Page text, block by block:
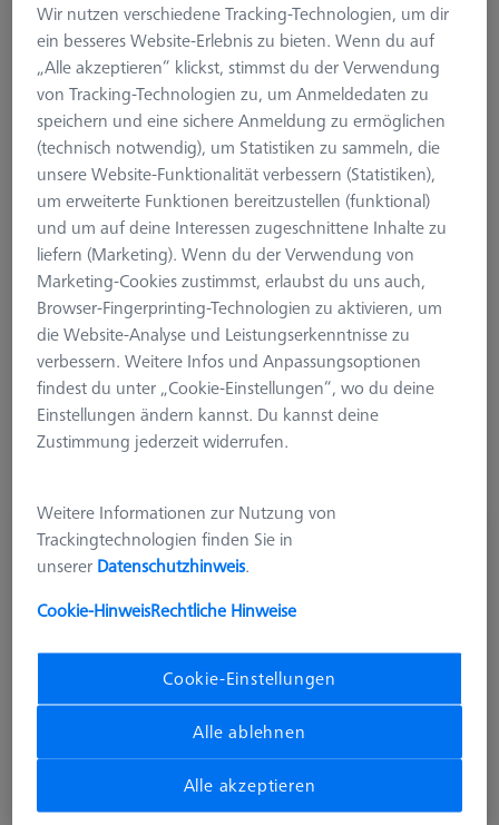
Taster Reinigungsbürste
Die Verschmutzung des Messtasters durch Staub oder
ähnliche Verunreinigungen kann einen negativen Einfluss auf
das Messergebnis haben. Besonders bei kleinen
Kugeldurchmessern wirken Staubkörner wie eine Art
Abstandshalter und der Messtaster erhält dadurch falsche
Messdaten. Um diese Fehlereinflüsse zu vermeiden, empfiehlt
es sich, die Tastereinsätze regelmäßig zu reinigen. Dies
geschieht in der Regel manuell und erhöht die
Maschinenstillstandszeiten. Mit der Reinigungsbürste bietet
ZEISS nun eine automatisierte Lösung, die sowohl die
Maschinenstillstandszeiten reduziert als auch das Risiko von
Antastfehlern deutlich verringert.
Reinigungsbürste, Kugelform, M6
626119-0010-028
Wir nutzen verschiedene Tracking-Technologien, um dir
ein besseres Website-Erlebnis zu bieten. Wenn du auf
„Alle akzeptieren“ klickst, stimmst du der Verwendung
von Tracking-Technologien zu, um Anmeldedaten zu
speichern und eine sichere Anmeldung zu ermöglichen
(technisch notwendig), um Statistiken zu sammeln, die
unsere Website-Funktionalität verbessern (Statistiken),
um erweiterte Funktionen bereitzustellen (funktional)
und um auf deine Interessen zugeschnittene Inhalte zu
liefern (Marketing). Wenn du der Verwendung von
Marketing-Cookies zustimmst, erlaubst du uns auch,
Browser-Fingerprinting-Technologien zu aktivieren, um
die Website-Analyse und Leistungserkenntnisse zu
verbessern. Weitere Infos und Anpassungsoptionen
findest du unter „Cookie-Einstellungen“, wo du deine
Einstellungen ändern kannst. Du kannst deine
Zustimmung jederzeit widerrufen.
Weitere Informationen zur Nutzung von
Trackingtechnologien finden Sie in
unserer Datenschutzhinweis.
Cookie-HinweisRechtliche Hinweise
Cookie-Einstellungen
Alle ablehnen
Alle akzeptieren